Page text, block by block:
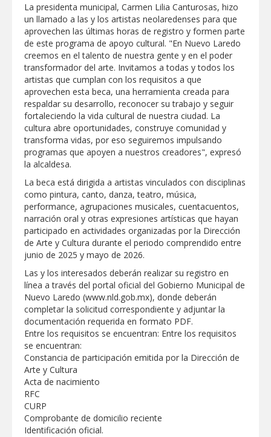
Visitó Alcalde a vecinos de Balcones de
Alcalá con programa Subsidio del Agua
Tamaulipas sigue impulsando una
agenda de infraestructura con sentido
humanista
DIRECCIÓN DE DESARROLLO RURAL
APOYA A GANADEROS DE NUEVO
LAREDO ANTE LA REAPERTURA DE LA
EXPORTACIÓN DE GANADO
Impulsa STPS ferias del empleo para
La presidenta municipal, Carmen Lilia Canturosas, hizo
un llamado a las y los artistas neolaredenses para que
aprovechen las últimas horas de registro y formen parte
de este programa de apoyo cultural. "En Nuevo Laredo
creemos en el talento de nuestra gente y en el poder
transformador del arte. Invitamos a todas y todos los
artistas que cumplan con los requisitos a que
aprovechen esta beca, una herramienta creada para
respaldar su desarrollo, reconocer su trabajo y seguir
fortaleciendo la vida cultural de nuestra ciudad. La
cultura abre oportunidades, construye comunidad y
transforma vidas, por eso seguiremos impulsando
programas que apoyen a nuestros creadores", expresó
la alcaldesa.
La beca está dirigida a artistas vinculados con disciplinas
como pintura, canto, danza, teatro, música,
performance, agrupaciones musicales, cuentacuentos,
narración oral y otras expresiones artísticas que hayan
participado en actividades organizadas por la Dirección
de Arte y Cultura durante el periodo comprendido entre
junio de 2025 y mayo de 2026.
Las y los interesados deberán realizar su registro en
línea a través del portal oficial del Gobierno Municipal de
Nuevo Laredo (www.nld.gob.mx), donde deberán
completar la solicitud correspondiente y adjuntar la
documentación requerida en formato PDF.
Entre los requisitos se encuentran: Entre los requisitos
se encuentran:
Constancia de participación emitida por la Dirección de
Arte y Cultura
Acta de nacimiento
RFC
CURP
Comprobante de domicilio reciente
Identificación oficial.